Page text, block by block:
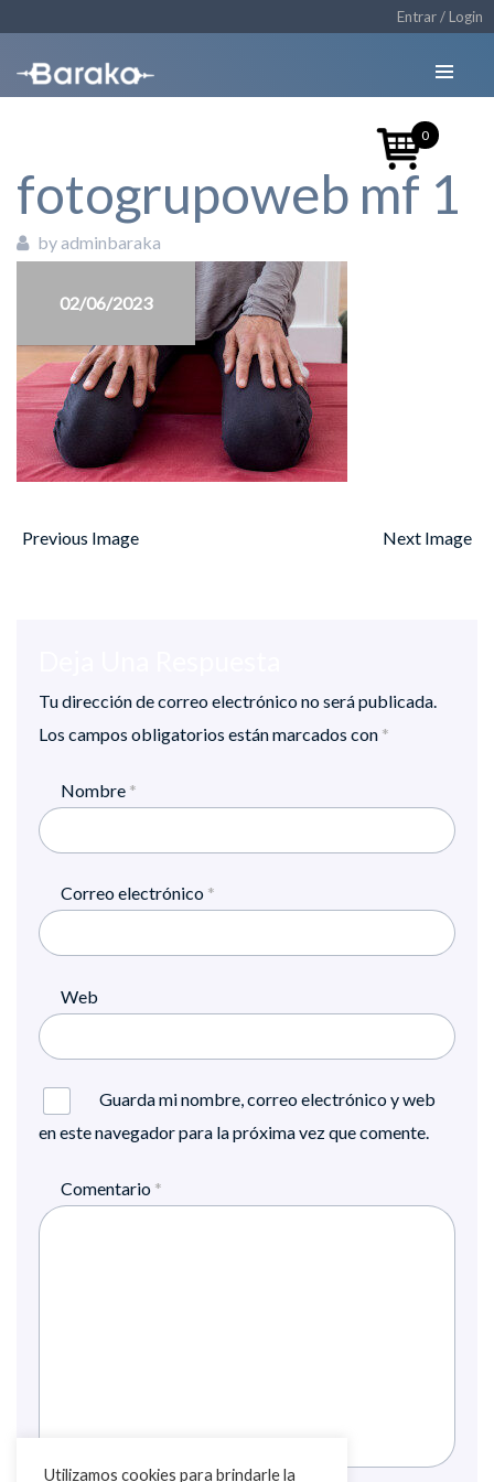
Entrar / Login
fotogrupoweb mf 1
by adminbaraka
02/06/2023
Previous Image Next Image
Tu dirección de correo electrónico no será publicada.
Los campos obligatorios están marcados con *
Nombre *
Correo electrónico *
Web
Guarda mi nombre, correo electrónico y web
en este navegador para la próxima vez que comente.
Comentario *
Utilizamos cookies para brindarle la
0